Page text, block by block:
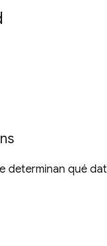
determinan qué